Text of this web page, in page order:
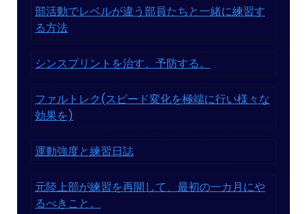
部活動でレベルが違う部員たちと一緒に練習す
る方法
シンスプリントを治す、予防する。
ファルトレク(スピード変化を極端に行い様々な
効果を)
運動強度と練習日誌
元陸上部が練習を再開して、最初の一カ月にや
るべきこと。